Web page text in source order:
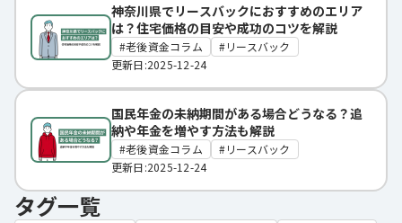
神奈川県でリースバックにおすすめのエリア
は？住宅価格の目安や成功のコツを解説
老後資金コラム
リースバック
更新日:2025-12-24
国民年金の未納期間がある場合どうなる？追
納や年金を増やす方法も解説
老後資金コラム
リースバック
更新日:2025-12-24
タグ一覧